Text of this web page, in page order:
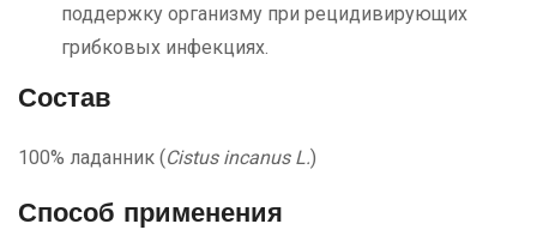
поддержку организму при рецидивирующих
грибковых инфекциях.
Состав
100% ладанник (Cistus incanus L.)
Способ применения